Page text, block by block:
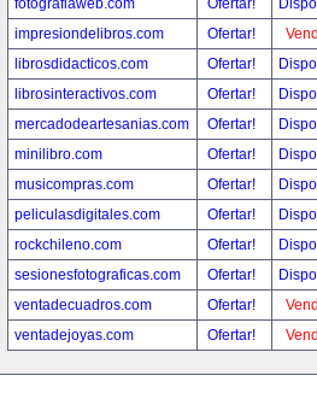
fotografiaweb.com
Ofertar!
impresiondelibros.com
Ofertar!
librosdidacticos.com
Ofertar!
librosinteractivos.com
Ofertar!
mercadodeartesanias.com
Ofertar!
minilibro.com
Ofertar!
musicompras.com
Ofertar!
peliculasdigitales.com
Ofertar!
rockchileno.com
Ofertar!
sesionesfotograficas.com
Ofertar!
ventadecuadros.com
Ofertar!
ventadejoyas.com
Ofertar!